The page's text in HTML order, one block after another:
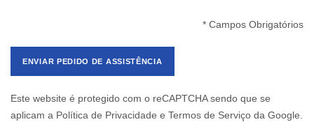
* Campos Obrigatórios
Este website é protegido com o reCAPTCHA sendo que se
aplicam a Política de Privacidade e Termos de Serviço da Google.